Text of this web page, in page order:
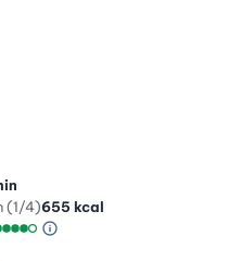
(1/4)655 kcal
Information sur